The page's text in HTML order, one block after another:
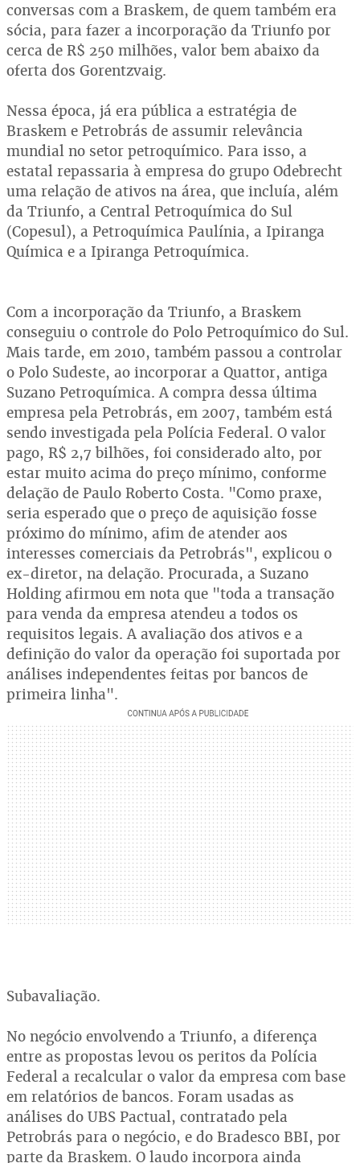
conversas com a Braskem, de quem também era
sócia, para fazer a incorporação da Triunfo por
cerca de R$ 250 milhões, valor bem abaixo da
oferta dos Gorentzvaig.
Nessa época, já era pública a estratégia de
Braskem e Petrobrás de assumir relevância
mundial no setor petroquímico. Para isso, a
estatal repassaria à empresa do grupo Odebrecht
uma relação de ativos na área, que incluía, além
da Triunfo, a Central Petroquímica do Sul
(Copesul), a Petroquímica Paulínia, a Ipiranga
Química e a Ipiranga Petroquímica.
Com a incorporação da Triunfo, a Braskem
conseguiu o controle do Polo Petroquímico do Sul.
Mais tarde, em 2010, também passou a controlar
o Polo Sudeste, ao incorporar a Quattor, antiga
Suzano Petroquímica. A compra dessa última
empresa pela Petrobrás, em 2007, também está
sendo investigada pela Polícia Federal. O valor
pago, R$ 2,7 bilhões, foi considerado alto, por
estar muito acima do preço mínimo, conforme
delação de Paulo Roberto Costa. "Como praxe,
seria esperado que o preço de aquisição fosse
próximo do mínimo, afim de atender aos
interesses comerciais da Petrobrás", explicou o
ex-diretor, na delação. Procurada, a Suzano
Holding afirmou em nota que "toda a transação
para venda da empresa atendeu a todos os
requisitos legais. A avaliação dos ativos e a
definição do valor da operação foi suportada por
análises independentes feitas por bancos de
primeira linha".
Subavaliação.
No negócio envolvendo a Triunfo, a diferença
entre as propostas levou os peritos da Polícia
Federal a recalcular o valor da empresa com base
em relatórios de bancos. Foram usadas as
análises do UBS Pactual, contratado pela
Petrobrás para o negócio, e do Bradesco BBI, por
parte da Braskem. O laudo incorpora ainda